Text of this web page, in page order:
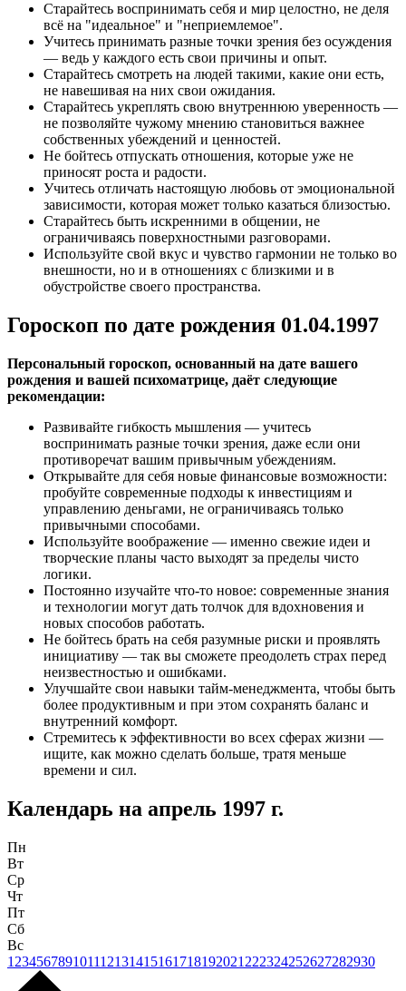
Старайтесь воспринимать себя и мир целостно, не деля
всё на "идеальное" и "неприемлемое".
Учитесь принимать разные точки зрения без осуждения
— ведь у каждого есть свои причины и опыт.
Старайтесь смотреть на людей такими, какие они есть,
не навешивая на них свои ожидания.
Старайтесь укреплять свою внутреннюю уверенность —
не позволяйте чужому мнению становиться важнее
собственных убеждений и ценностей.
Не бойтесь отпускать отношения, которые уже не
приносят роста и радости.
Учитесь отличать настоящую любовь от эмоциональной
зависимости, которая может только казаться близостью.
Старайтесь быть искренними в общении, не
ограничиваясь поверхностными разговорами.
Используйте свой вкус и чувство гармонии не только во
внешности, но и в отношениях с близкими и в
обустройстве своего пространства.
Гороскоп по дате рождения 01.04.1997
Персональный гороскоп, основанный на дате вашего
рождения и вашей психоматрице, даёт следующие
рекомендации:
Развивайте гибкость мышления — учитесь
воспринимать разные точки зрения, даже если они
противоречат вашим привычным убеждениям.
Открывайте для себя новые финансовые возможности:
пробуйте современные подходы к инвестициям и
управлению деньгами, не ограничиваясь только
привычными способами.
Используйте воображение — именно свежие идеи и
творческие планы часто выходят за пределы чисто
логики.
Постоянно изучайте что-то новое: современные знания
и технологии могут дать толчок для вдохновения и
новых способов работать.
Не бойтесь брать на себя разумные риски и проявлять
инициативу — так вы сможете преодолеть страх перед
неизвестностью и ошибками.
Улучшайте свои навыки тайм-менеджмента, чтобы быть
более продуктивным и при этом сохранять баланс и
внутренний комфорт.
Стремитесь к эффективности во всех сферах жизни —
ищите, как можно сделать больше, тратя меньше
времени и сил.
Календарь на апрель 1997 г.
Пн
Вт
Ср
Чт
Пт
Сб
Вс
1 23456789101112131415161718192021 222324252627282930